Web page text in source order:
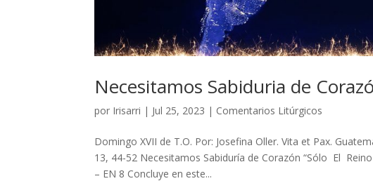
Necesitamos Sabiduria de
por Irisarri | Jul 25, 2023 | Comentarios Litúrgicos
Domingo XVII de T.O. Por: Josefina Oller. Vita et Pax.
13, 44-52 Necesitamos Sabiduría de Corazón “Sólo El
– EN 8 Concluye en este...